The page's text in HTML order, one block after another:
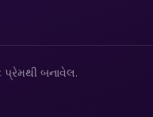
પ્રેમથી બનાવેલ.